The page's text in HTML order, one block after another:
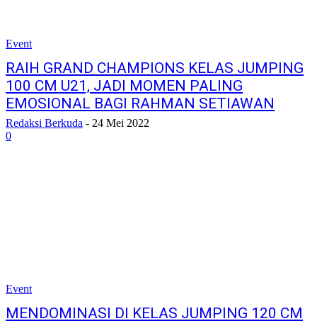
Event
RAIH GRAND CHAMPIONS KELAS JUMPING
100 CM U21, JADI MOMEN PALING
EMOSIONAL BAGI RAHMAN SETIAWAN
Redaksi Berkuda - 24 Mei 2022
0
Event
MENDOMINASI DI KELAS JUMPING 120 CM